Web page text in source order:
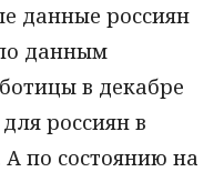
данные россиян
данным
в декабре
россиян в
А по состоянию на